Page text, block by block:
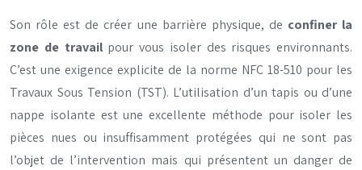
Son rôle est de créer une barrière physique, de confiner la
zone de travailpour vous isoler des risques environnants.
C’est une exigence explicite de la norme NFC 18-510 pour les
Travaux Sous Tension (TST). L’utilisation d’un tapis ou d’une
nappe isolante est une excellente méthode pour isoler les
pièces nues ou insuffisamment protégées qui ne sont pas
l’objet de l’intervention mais qui présentent un danger de